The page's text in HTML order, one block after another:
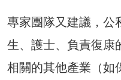
專家團隊又建議，公
生、護士、負責復康
相關的其他產業（如